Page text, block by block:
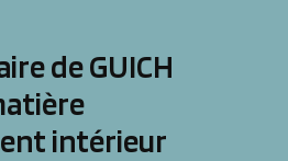
de GUICH
intérieur